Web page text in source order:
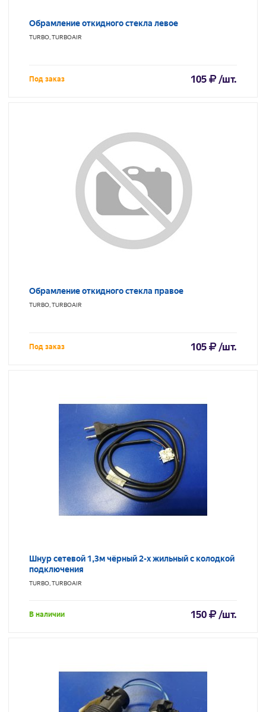
Обрамление откидного стекла левое
TURBO, TURBOAIR
Под заказ 105 /шт.
Обрамление откидного стекла правое
TURBO, TURBOAIR
Под заказ 105 /шт.
Шнур сетевой 1,3м чёрный 2-х жильный с колодкой
подключения
TURBO, TURBOAIR
В наличии 150 /шт.